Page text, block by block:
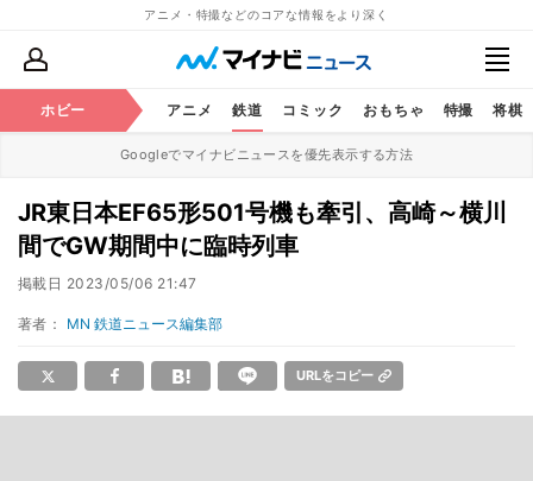
アニメ・特撮などのコアな情報をより深く
ホビー アニメ 鉄道 コミック おもちゃ 特撮 将棋
Googleでマイナビニュースを優先表示する方法
JR東日本EF65形501号機も牽引、高崎～横川
間でGW期間中に臨時列車
掲載日 2023/05/06 21:47
著者： MN 鉄道ニュース編集部
URLをコピー